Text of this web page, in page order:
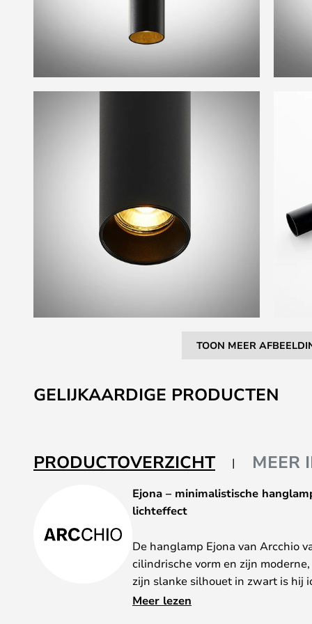
TOON MEER
naar
het
de
afbeeldingen-
GELIJKAARDIGE PRODUCTEN
PRODUCTOVERZICHT MEER
Ejona – minimalistische
lichteffect
De hanglamp Ejona van Arcchio
cilindrische vorm en zijn
zijn slanke silhouet in zwart is hij
woonruimtes, keukens, gangen of
Meer lezen